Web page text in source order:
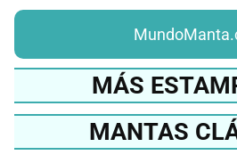
MÁS
MANTAS